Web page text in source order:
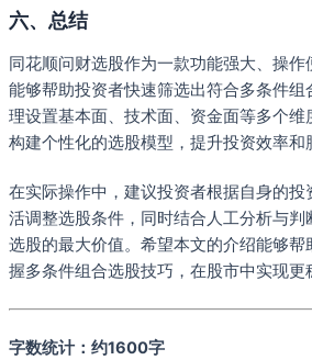
六、总结
同花顺问财选股作为一款功能强大、操作
能够帮助投资者快速筛选出符合多条件组
理设置基本面、技术面、资金面等多个维
构建个性化的选股模型，提升投资效率和
在实际操作中，建议投资者根据自身的投
活调整选股条件，同时结合人工分析与
选股的最大价值。希望本文的介绍能够
握多条件组合选股技巧，在股市中实现更
字数统计：约1600字